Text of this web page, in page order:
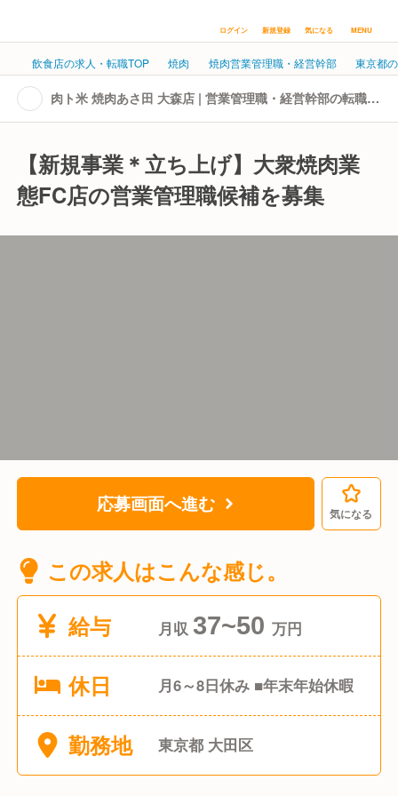
ログイン 新規登録 気になる MENU
飲食店の求人・転職TOP 焼肉 焼肉営業管理職・経営幹部 東京都
肉ト米 焼肉あさ田 大森店 | 営業管理職・経営幹部の転職・
【新規事業＊立ち上げ】大衆焼肉業
態FC店の営業管理職候補を募集
応募画面へ進む 気になる
この求人はこんな感じ。
給与
月収 37~50 万円
休日 月6～8日休み ■年末年始休暇
勤務地 東京都 大田区